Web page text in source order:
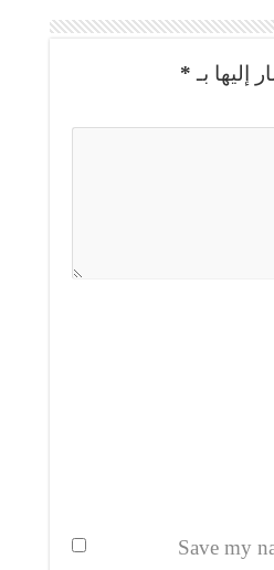
إليها بـ *
Save my